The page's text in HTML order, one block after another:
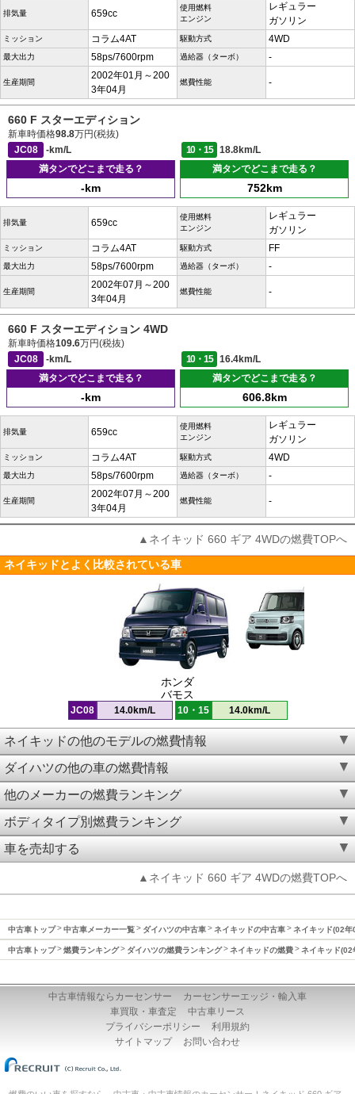
排気量 659cc
使用燃料
エンジン
レギュラー
ガソリン
ミッション コラム4AT 駆動方式 4WD
最大出力 58ps/7600rpm 過給器（ターボ） -
生産期間
2002年01月～200
3年04月
燃費性能 -
660 F スターエディション
新車時価格98.8万円(税抜)
JC08
-km/L 10・15
18.8km/L
満タンでどこまで走る？
-km
満タンでどこまで走る？
752km
排気量 659cc
使用燃料
エンジン
レギュラー
ガソリン
ミッション コラム4AT 駆動方式 FF
最大出力 58ps/7600rpm 過給器（ターボ） -
生産期間
2002年07月～200
3年04月
燃費性能 -
660 F スターエディション 4WD
新車時価格109.6万円(税抜)
JC08
-km/L 10・15
16.4km/L
満タンでどこまで走る？
-km
満タンでどこまで走る？
606.8km
排気量 659cc
使用燃料
エンジン
レギュラー
ガソリン
ミッション コラム4AT 駆動方式 4WD
最大出力 58ps/7600rpm 過給器（ターボ） -
生産期間
2002年07月～200
3年04月
燃費性能 -
▲ネイキッド 660 ギア 4WDの燃費TOPへ
ネイキッドとよく比較されている車
ホンダ
バモス
JC08 14.0km/L 10・15 14.0km/L
ネイキッドの他のモデルの燃費情報
ダイハツの他の車の燃費情報
他のメーカーの燃費ランキング
ボディタイプ別燃費ランキング
車を売却する
▲ネイキッド 660 ギア 4WDの燃費TOPへ
中古車トップ 中古車メーカー一覧 ダイハツの中古車 ネイキッドの中古車 ネイキッド(02
中古車トップ 燃費ランキング ダイハツの燃費ランキング ネイキッドの燃費 ネイキッド
中古車情報ならカーセンサー
カーセンサーエッジ・輸入車
車買取・車査定
中古車リース
プライバシーポリシー
利用規約
サイトマップ
お問い合わせ